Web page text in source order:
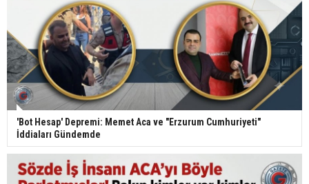
'Bot Hesap' Depremi: Memet Aca ve "Erzurum Cumhuriyeti"
İddiaları Gündemde